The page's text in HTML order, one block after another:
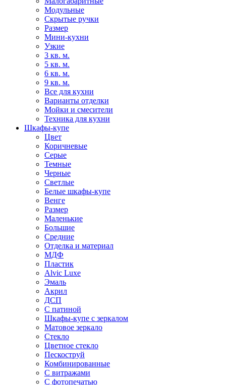
Модульные
Скрытые ручки
Размер
Мини-кухни
Узкие
3 кв. м.
5 кв. м.
6 кв. м.
9 кв. м.
Все для кухни
Варианты отделки
Мойки и смесители
Техника для кухни
Шкафы-купе
Цвет
Коричневые
Серые
Темные
Черные
Светлые
Белые шкафы-купе
Венге
Размер
Маленькие
Большие
Средние
Отделка и материал
МДФ
Пластик
Alvic Luxe
Эмаль
Акрил
ДСП
С патиной
Шкафы-купе с зеркалом
Матовое зеркало
Стекло
Цветное стекло
Пескоструй
Комбинированные
С витражами
С фотопечатью